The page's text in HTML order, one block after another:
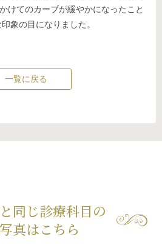
けてのカーブが緩やかになったこと
象の目になりました。
一覧に戻る
同じ診療科目の
真はこちら